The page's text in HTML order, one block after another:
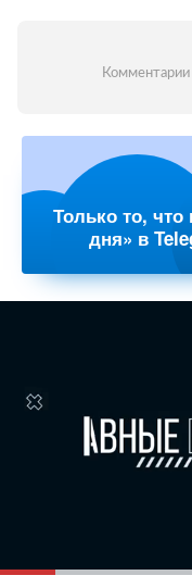
Комментарии
Только то,
дня» в